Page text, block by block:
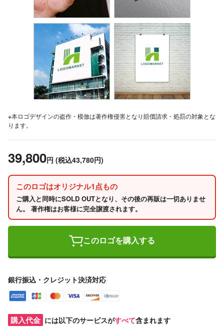
※本ロゴデザインの盗作・模倣は著作権侵害となり賠償請求・処罰の対象とな
ります。
39,800円 (税込43,780円)
このロゴはオリジナル1点もの
ご購入と同時にSOLD OUTとなり、その後の再販は一切ありませ
ん。 著作権はお客様に完全譲渡されます。
このロゴを購入する
銀行振込・クレジット決済対応
購入代金 には以下のサービスがすべて含まれます